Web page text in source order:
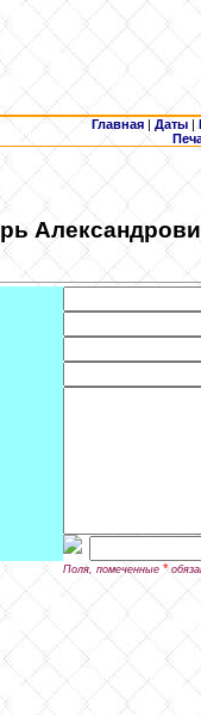
Главная | Даты |
Поля, помеченные*